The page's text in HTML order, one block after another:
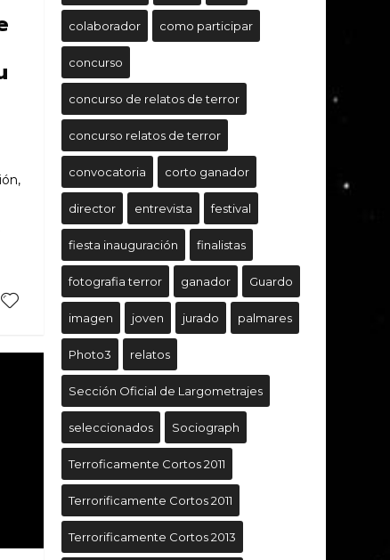
colaborador como participar
concurso
concurso de relatos de terror
concurso relatos de terror
convocatoria corto ganador
director entrevista festival
fiesta inauguración finalistas
fotografia terror ganador Guardo
imagen joven jurado palmares
Photo3 relatos
Sección Oficial de Largometrajes
seleccionados Sociograph
Terroficamente Cortos 2011
Terrorificamente Cortos 2011
Terrorificamente Cortos 2013